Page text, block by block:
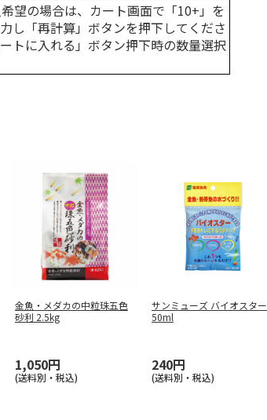
望の場合は、カート画面で「10+」を
し「再計算」ボタンを押下してくださ
トに入れる」ボタン押下時の数量選択
金魚・メダカの中粒珠五色
砂利 2.5kg
1,050円
(送料別・税込)
サンミューズ バイオスター
50ml
240円
(送料別・税込)